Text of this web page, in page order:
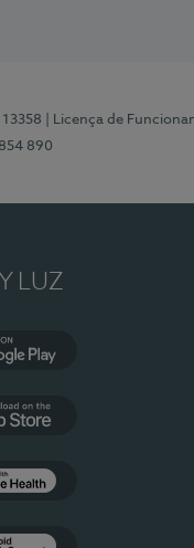
| Licença de
890
LUZ